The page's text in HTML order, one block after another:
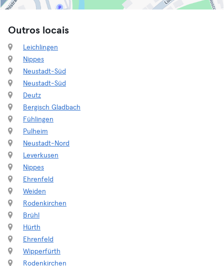
Outros locais
Leichlingen
Nippes
Neustadt-Süd
Neustadt-Süd
Deutz
Bergisch Gladbach
Fühlingen
Pulheim
Neustadt-Nord
Leverkusen
Nippes
Ehrenfeld
Weiden
Rodenkirchen
Brühl
Hürth
Ehrenfeld
Wipperfürth
Rodenkirchen